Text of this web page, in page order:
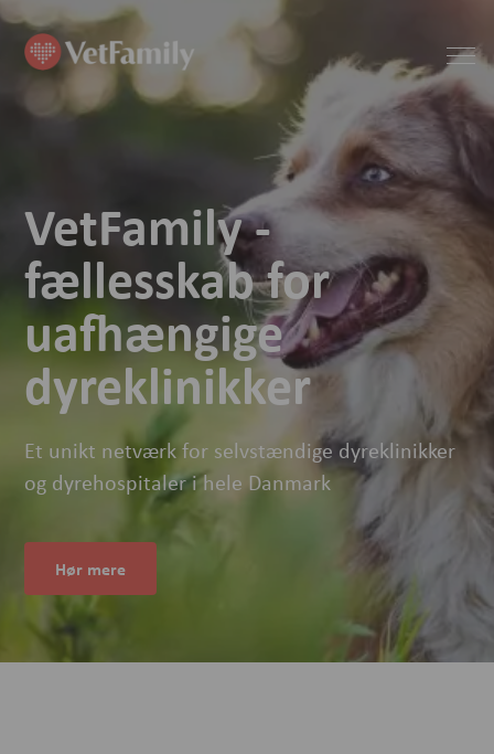
VetFamily -
fællesskab for
uafhængige
dyreklinikker
Et unikt netværk for selvstændige dyreklinikker
og dyrehospitaler i hele Danmark
Hør mere